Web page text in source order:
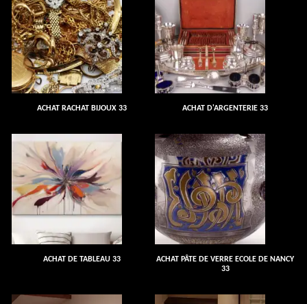
ACHAT RACHAT BIJOUX 33 ACHAT D'ARGENTERIE 33
ACHAT DE TABLEAU 33
ACHAT PÂTE DE VERRE ECOLE DE NANCY
33